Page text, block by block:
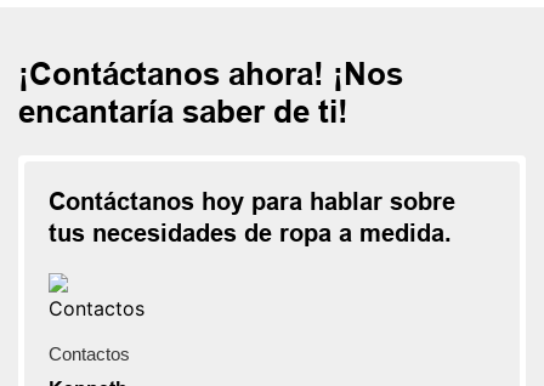
¡Contáctanos ahora! ¡Nos
encantaría saber de ti!
Contáctanos hoy para hablar sobre
tus necesidades de ropa a medida.
Contactos